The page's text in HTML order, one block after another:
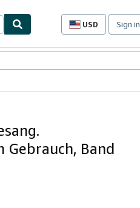
USD
Site
preferences
Sign in
Gebrauch, Band